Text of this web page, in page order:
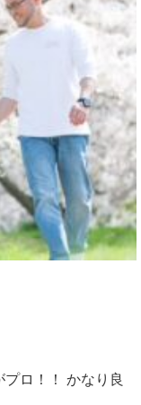
ロ！！ かなり良